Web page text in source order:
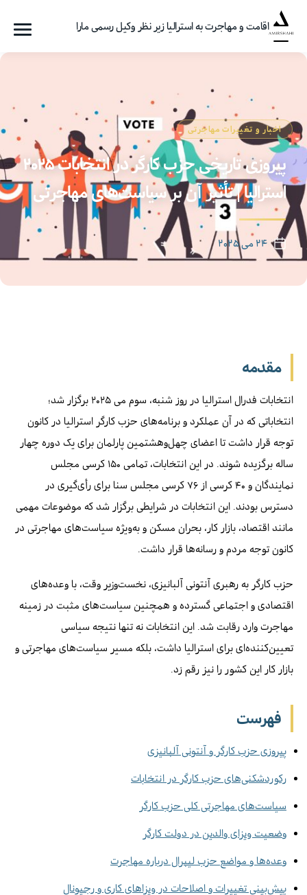
اقامت و مهاجرت به استرالیا زیر نظر وکیل رسمی مارا
اخبار و تغییرات مهاجرتی
پیروزی تاریخی حزب کارگر در انتخابات ۲۰۲۵
استرالیا | تأثیر آن بر سیاست‌های مهاجرتی
تاریخ۲۴ می ۲۰۲۵
مقدمه
انتخابات فدرال استرالیا در روز شنبه، سوم می ۲۰۲۵ برگزار شد؛
انتخاباتی که در آن عملکرد و برنامه‌های حزب کارگر استرالیا در کانون
توجه قرار داشت تا اعضای چهل‌وهشتمین پارلمان برای یک دوره چهار
ساله برگزیده شوند. در این انتخابات، تمامی ۱۵۰ کرسی مجلس
نمایندگان و ۴۰ کرسی از ۷۶ کرسی مجلس سنا برای رأی‌گیری در
دسترس بودند. این انتخابات در شرایطی برگزار شد که موضوعات مهمی
مانند اقتصاد، بازار کار، بحران مسکن و به‌ویژه سیاست‌های مهاجرتی در
کانون توجه مردم و رسانه‌ها قرار داشت.
حزب کارگر به رهبری آنتونی آلبانیزی، نخست‌وزیر وقت، با وعده‌های
اقتصادی و اجتماعی گسترده و همچنین سیاست‌های مثبت در زمینه
مهاجرت وارد رقابت شد. این انتخابات نه تنها نتیجه سیاسی
تعیین‌کننده‌ای برای استرالیا داشت، بلکه مسیر سیاست‌های مهاجرتی و
بازار کار این کشور را نیز رقم زد.
فهرست
پیروزی حزب کارگر و آنتونی آلبانیزی
رکوردشکنی‌های حزب کارگر در انتخابات
سیاست‌های مهاجرتی کلی حزب کارگر
وضعیت ویزای والدین در دولت کارگر
وعده‌ها و مواضع حزب لیبرال درباره مهاجرت
پیش‌بینی تغییرات و اصلاحات در ویزاهای کاری و رِجیونال